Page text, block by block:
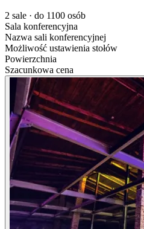
2 sale · do 1100 osób
Sala konferencyjna
Nazwa sali konferencyjnej
Możliwość ustawienia stołów
Powierzchnia
Szacunkowa cena